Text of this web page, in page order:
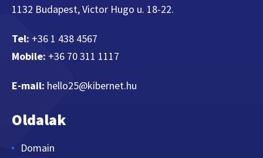
1132 Budapest, Victor Hugo u. 18-22.
Tel: +36 1 438 4567
Mobile: +36 70 311 1117
E-mail: hello25@kibernet.hu
Oldalak
Domain